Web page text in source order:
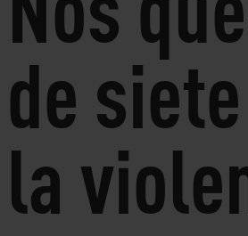
de
la